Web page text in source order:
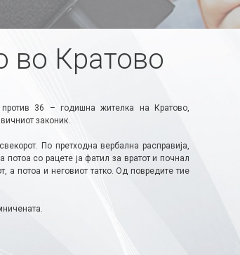
во Кратово
36 – годишна жителка на Кратово,
законик.
По претходна вербална расправија,
потоа со рацете ја фатил за вратот и почнал
а потоа и неговиот татко. Од повредите тие